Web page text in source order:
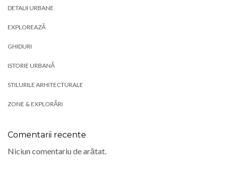
DETALII URBANE
EXPLOREAZĂ
GHIDURI
ISTORIE URBANĂ
STILURILE ARHITECTURALE
ZONE & EXPLORĂRI
Comentarii recente
Niciun comentariu de arătat.